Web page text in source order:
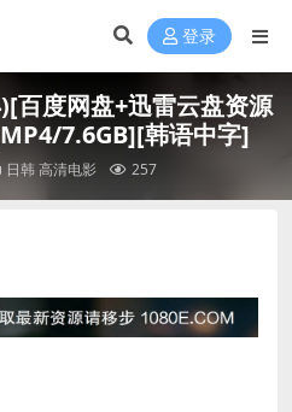
登录
百度网盘+迅雷云盘资源
7.6GB][韩语中字]
日韩高清电影 257